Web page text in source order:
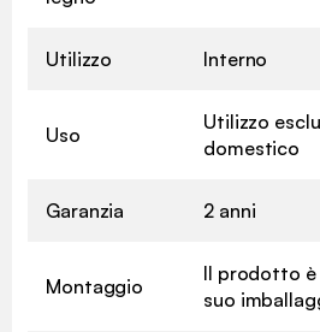
Utilizzo Interno
Uso
Utilizzo
domestico
Garanzia 2 anni
Montaggio
Il prodotto è
suo